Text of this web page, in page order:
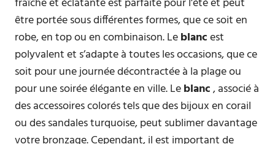
être portée sous différentes formes, que ce soit en
robe, en top ou en combinaison. Leblancest
polyvalent et s’adapte à toutes les occasions, que ce
soit pour une journée décontractée à la plage ou
pour une soirée élégante en ville. Leblanc, associé à
des accessoires colorés tels que des bijoux en corail
ou des sandales turquoise, peut sublimer davantage